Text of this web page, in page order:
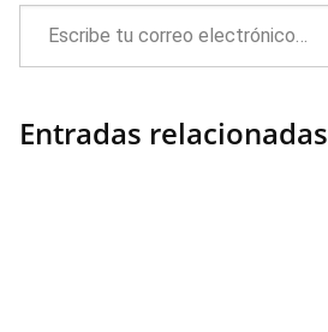
Entradas relacionadas